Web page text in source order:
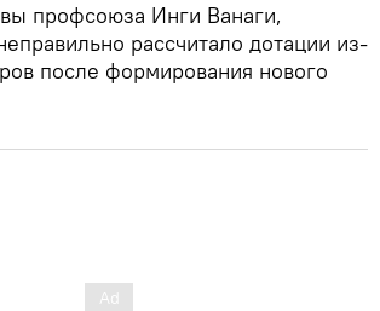
профсоюза Инги Ванаги,
рассчитало дотации из-
после формирования нового